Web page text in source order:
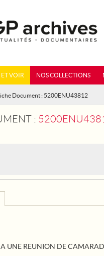
ET VOIR NOS COLLECTIONS
Document : 5200ENU43812
: 5200ENU43812
UNE REUNION DE